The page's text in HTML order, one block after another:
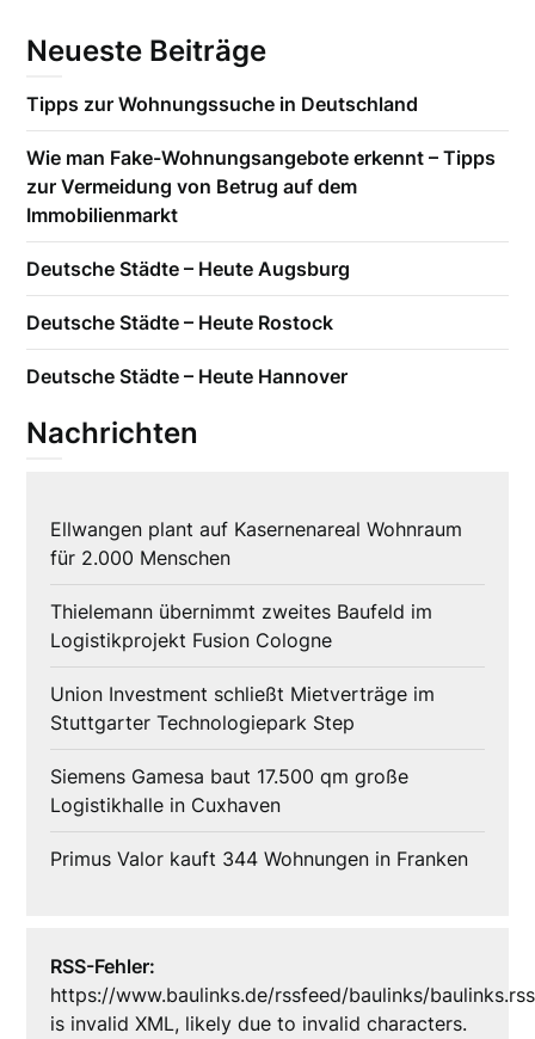
Neueste Beiträge
Tipps zur Wohnungssuche in Deutschland
Wie man Fake-Wohnungsangebote erkennt – Tipps
zur Vermeidung von Betrug auf dem
Immobilienmarkt
Deutsche Städte – Heute Augsburg
Deutsche Städte – Heute Rostock
Deutsche Städte – Heute Hannover
Nachrichten
Ellwangen plant auf Kasernenareal Wohnraum
für 2.000 Menschen
Thielemann übernimmt zweites Baufeld im
Logistikprojekt Fusion Cologne
Union Investment schließt Mietverträge im
Stuttgarter Technologiepark Step
Siemens Gamesa baut 17.500 qm große
Logistikhalle in Cuxhaven
Primus Valor kauft 344 Wohnungen in Franken
RSS-Fehler:
https://www.baulinks.de/rssfeed/baulinks/baulinks.rss
is invalid XML, likely due to invalid characters.